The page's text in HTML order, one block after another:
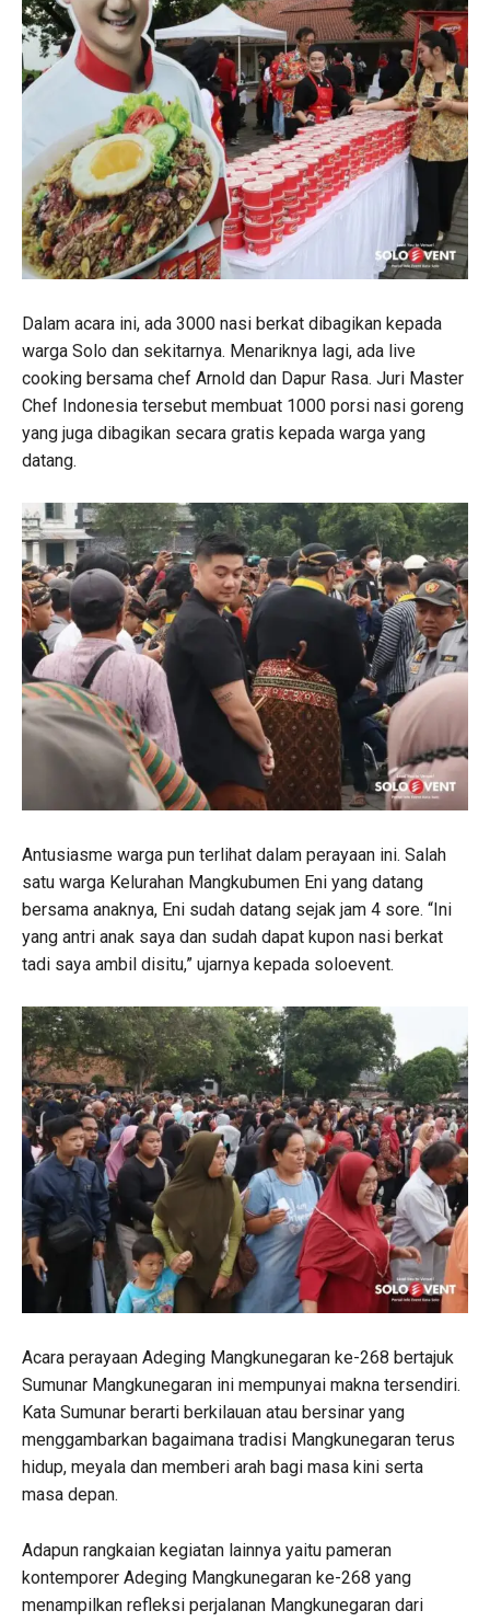
Dalam acara ini, ada 3000 nasi berkat dibagikan kepada
warga Solo dan sekitarnya. Menariknya lagi, ada live
cooking bersama chef Arnold dan Dapur Rasa. Juri Master
Chef Indonesia tersebut membuat 1000 porsi nasi goreng
yang juga dibagikan secara gratis kepada warga yang
datang.
Antusiasme warga pun terlihat dalam perayaan ini. Salah
satu warga Kelurahan Mangkubumen Eni yang datang
bersama anaknya, Eni sudah datang sejak jam 4 sore. “Ini
yang antri anak saya dan sudah dapat kupon nasi berkat
tadi saya ambil disitu,” ujarnya kepada soloevent.
Acara perayaan Adeging Mangkunegaran ke-268 bertajuk
Sumunar Mangkunegaran ini mempunyai makna tersendiri.
Kata Sumunar berarti berkilauan atau bersinar yang
menggambarkan bagaimana tradisi Mangkunegaran terus
hidup, meyala dan memberi arah bagi masa kini serta
masa depan.
Adapun rangkaian kegiatan lainnya yaitu pameran
kontemporer Adeging Mangkunegaran ke-268 yang
menampilkan refleksi perjalanan Mangkunegaran dari